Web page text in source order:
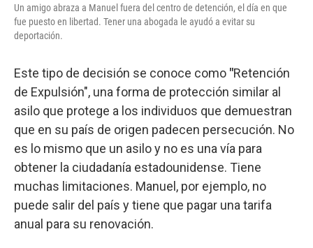
Un amigo abraza a Manuel fuera del centro de detención, el día en que
fue puesto en libertad. Tener una abogada le ayudó a evitar su
deportación.
Este tipo de decisión se conoce como "Retención
de Expulsión", una forma de protección similar al
asilo que protege a los individuos que demuestran
que en su país de origen padecen persecución. No
es lo mismo que un asilo y no es una vía para
obtener la ciudadanía estadounidense. Tiene
muchas limitaciones. Manuel, por ejemplo, no
puede salir del país y tiene que pagar una tarifa
anual para su renovación.